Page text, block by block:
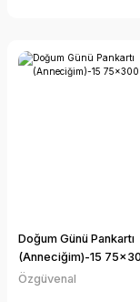
Doğum Günü Pankartı
(Anneciğim)-15
Özgüvenal